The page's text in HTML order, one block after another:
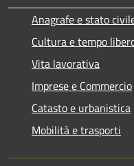
Anagrafe e stato
Cultura e tempo
Vita lavorativa
Imprese e Commercio
Catasto e urbanistica
Mobilità e trasporti